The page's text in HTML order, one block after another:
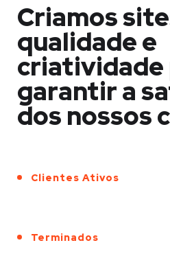
Criamos
qualidade e
criatividade
garantir a
dos nossos
Clientes Ativos
Terminados